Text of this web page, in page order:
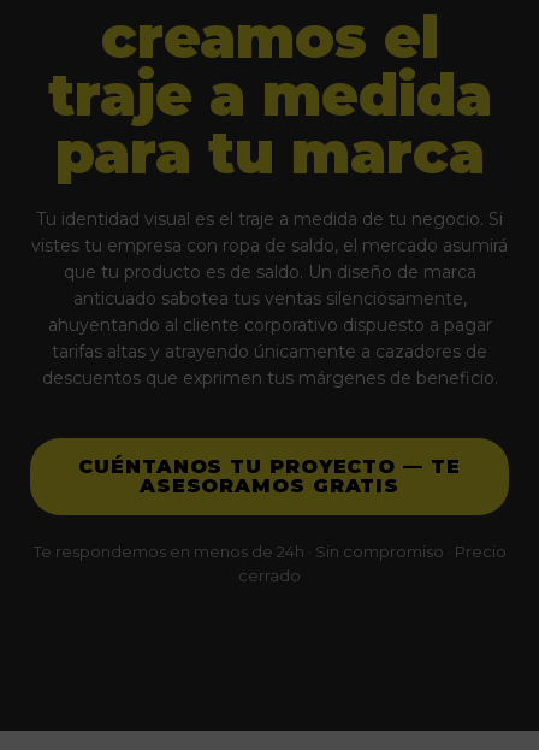
creamos el
traje a medida
para tu marca
Tu identidad visual es el traje a medida de tu negocio. Si
vistes tu empresa con ropa de saldo, el mercado asumirá
que tu producto es de saldo. Un diseño de marca
anticuado sabotea tus ventas silenciosamente,
ahuyentando al cliente corporativo dispuesto a pagar
tarifas altas y atrayendo únicamente a cazadores de
descuentos que exprimen tus márgenes de beneficio.
CUÉNTANOS TU PROYECTO — TE
ASESORAMOS GRATIS
Te respondemos en menos de 24h · Sin compromiso · Precio
cerrado